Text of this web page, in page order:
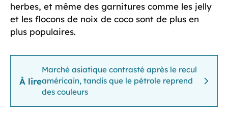
herbes, et même des garnitures comme les jelly
et les flocons de noix de coco sont de plus en
plus populaires.
À lire
Marché asiatique contrasté après le recul
américain, tandis que le pétrole reprend
des couleurs